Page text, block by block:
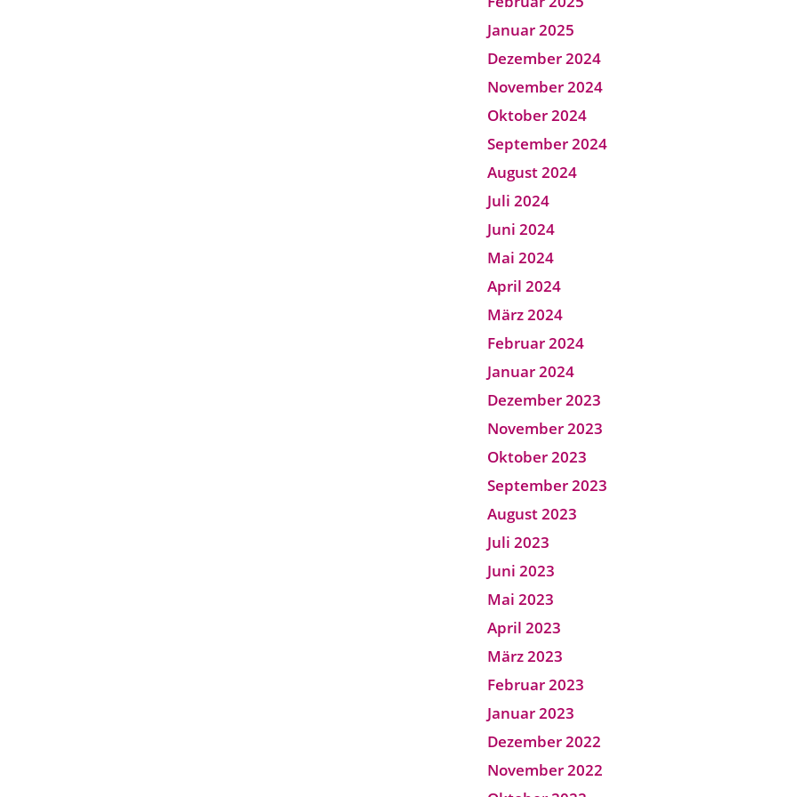
Januar 2025
Dezember 2024
November 2024
Oktober 2024
September 2024
August 2024
Juli 2024
Juni 2024
Mai 2024
April 2024
März 2024
Februar 2024
Januar 2024
Dezember 2023
November 2023
Oktober 2023
September 2023
August 2023
Juli 2023
Juni 2023
Mai 2023
April 2023
März 2023
Februar 2023
Januar 2023
Dezember 2022
November 2022